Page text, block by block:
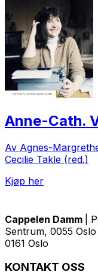
Anne-Cath.
Av Agnes-
Cecilie Takle (red.)
Kjøp her
Cappelen Damm
|
Sentrum, 0055
0161 Oslo
KONTAKT OSS